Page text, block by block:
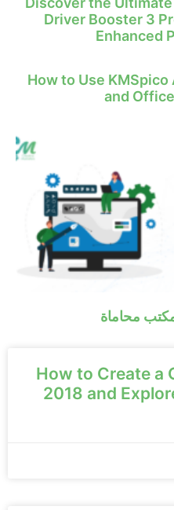
Driver Booster 3
Enhanced
How to Use
and
محاماة
How to Create a
2018 and